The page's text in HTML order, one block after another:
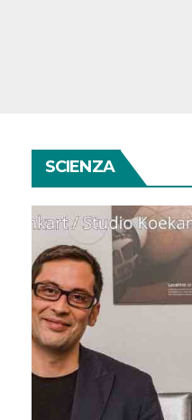
SCIENZA